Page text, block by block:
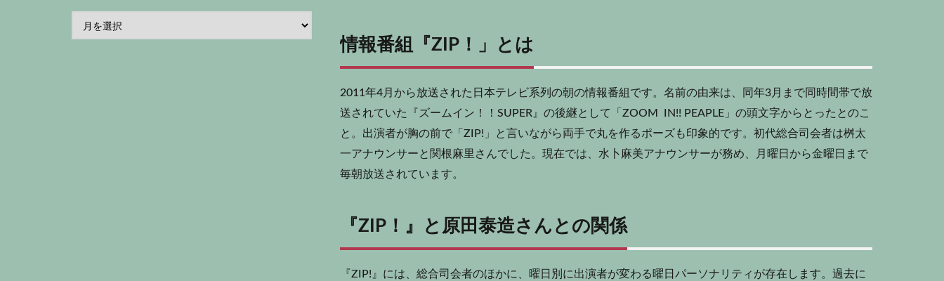
情報番組『ZIP！」とは
2011年4月から放送された日本テレビ系列の朝の情報番組です。名前の由来は、同年3月まで同時間帯で放
送されていた『ズームイン！！SUPER』の後継として「ZOOM IN!! PEAPLE」の頭文字からとったとのこ
と。出演者が胸の前で「ZIP!」と言いながら両手で丸を作るポーズも印象的です。初代総合司会者は桝太
一アナウンサーと関根麻里さんでした。現在では、水卜麻美アナウンサーが務め、月曜日から金曜日まで
毎朝放送されています。
『ZIP！』と原田泰造さんとの関係
『ZIP!』には、総合司会者のほかに、曜日別に出演者が変わる曜日パーソナリティが存在します。過去に